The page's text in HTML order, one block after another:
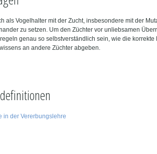
als Vogelhalter mit der Zucht, insbesondere mit der
zu setzen. Um den Züchter vor unliebsamen
genau so selbstverständlich sein, wie die
an andere Züchter abgeben.
in der Vererbungslehre